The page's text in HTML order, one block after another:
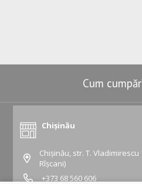
Cum
Chișinău
Chișinău, str. T. Vladimirescu
Rîșcani)
+373 68 560 606